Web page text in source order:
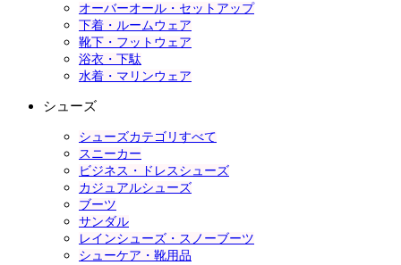
オーバーオール・セットアップ
下着・ルームウェア
靴下・フットウェア
浴衣・下駄
水着・マリンウェア
シューズ
シューズカテゴリすべて
スニーカー
ビジネス・ドレスシューズ
カジュアルシューズ
ブーツ
サンダル
レインシューズ・スノーブーツ
シューケア・靴用品